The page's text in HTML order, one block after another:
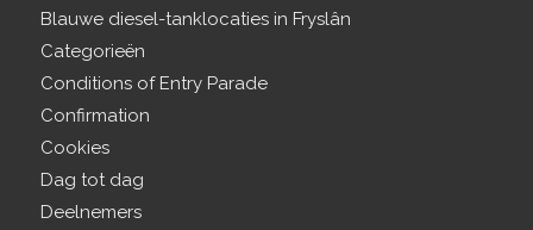
Blauwe diesel-tanklocaties in Fryslân
Categorieën
Conditions of Entry Parade
Confirmation
Cookies
Dag tot dag
Deelnemers